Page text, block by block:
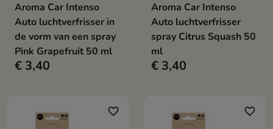
Aroma Car Intenso
Auto luchtverfrisser in
de vorm van een spray
Pink Grapefruit 50 ml
€ 3,40
Aroma Car Intenso
Auto luchtverfrisser
spray Citrus Squash 50
ml
€ 3,40
favorite_border favorite_border